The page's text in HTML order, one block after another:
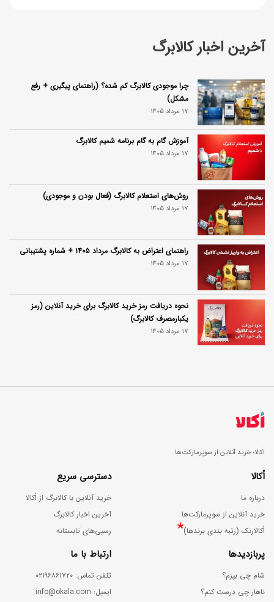
آخرین اخبار کالابرگ
چرا موجودی کالابرگ کم شده؟ (راهنمای پیگیری + رفع
مشکل)
17 مرداد 1405
آموزش گام به گام برنامه شمیم کالابرگ
17 مرداد 1405
روش‌های استعلام کالابرگ (فعال بودن و موجودی)
17 مرداد 1405
راهنمای اعتراض به کالابرگ مرداد ۱۴۰۵ + شماره پشتیبانی
17 مرداد 1405
نحوه دریافت رمز خرید کالابرگ برای خرید آنلاین (رمز
یکبارمصرف کالابرگ)
17 مرداد 1405
اکالا؛ خرید آنلاین از سوپرمارکت‌ها
اُکالا
درباره ما
خرید آنلاین از سوپرمارکت‌ها
اُکالارنک (رتبه بندی برندها)*
دسترسی سریع
خرید آنلاین با کالابرگ از اُکالا
آخرین اخبار کالابرگ
رسپی‌های تابستانه
پربازدیدها
شام چی بپزم؟
ناهار چی درست کنم؟
ارتباط با ما
ﺗﻠﻔﻦ ﺗﻤﺎس: ۰۲۱۹۶۸۶۱۷۲۰
اﯾﻤﯿﻞ: info@okala.com